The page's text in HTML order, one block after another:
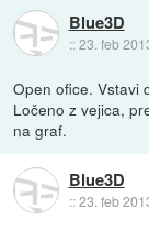
Blue3D
::23. feb
Open ofice. Vstavi
Ločeno z vejica,
na graf.
Blue3D
::23. feb